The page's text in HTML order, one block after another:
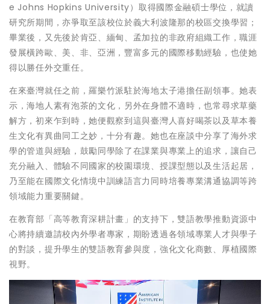
e Johns Hopkins University）取得國際金融碩士學位，就讀
研究所期間，亦爭取至該校位於義大利波隆那的校區交換學習；
畢業後，又先後於肯亞、緬甸、孟加拉的非政府組織工作，職涯
發展橫跨歐、美、非、亞洲，豐富多元的國際移動經驗，也使她
得以勝任外交重任。
在來臺灣就任之前，羅樂竹派駐於海地太子港擔任副領事。她表
示，海地人素有泡茶的文化，另外在身體不適時，也常尋求草藥
解方，初來乍到時，她便觀察到這與臺灣人喜好喝茶以及草本養
生文化有異曲同工之妙，十分有趣。她也在座談中分享了海外求
學的管道與經驗，鼓勵同學除了在課業與專業上的追求，讓自己
充分融入、體驗不同國家的校園環境、授課型態以及生活起居，
乃至能在國際文化情境中訓練語言力同時培養專業溝通協調等跨
領域能力重要關鍵。
在教育部「高等教育深耕計畫」的支持下，雙語教學推動資源中
心將持續邀請校內外學者專家，期盼透過各領域專業人才與學子
的對談，提升學生的雙語教育參與度，強化文化商數、厚植國際
視野。